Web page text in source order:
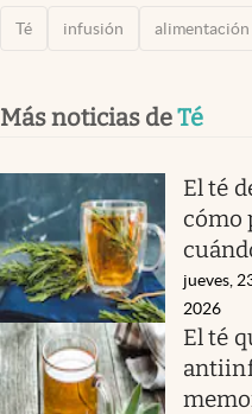
Té infusión
Más noticias deTé
El té
cómo
jueves,
2026
El té